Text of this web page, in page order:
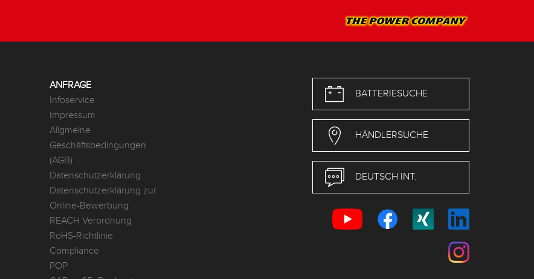
ANFRAGE
Infoservice
Impressum
Allgmeine
Geschäftsbedingungen
(AGB)
Datenschutzerklärung
Datenschutzerklärung zur
Online-Bewerbung
REACH Verordnung
RoHS-Richtlinie
Compliance
POP
BATTERIESUCHE
HÄNDLERSUCHE
DEUTSCH INT.